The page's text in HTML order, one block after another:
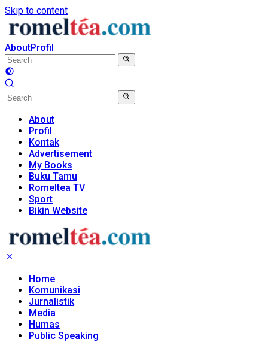
Skip to content
AboutProfil
About
Profil
Kontak
Advertisement
My Books
Buku Tamu
Romeltea TV
Sport
Bikin Website
Home
Komunikasi
Jurnalistik
Media
Humas
Public Speaking